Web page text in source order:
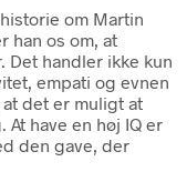
om Martin
han os om, at
Det handler ikke kun
empati og evnen
det er muligt at
have en høj IQ er
den gave, der